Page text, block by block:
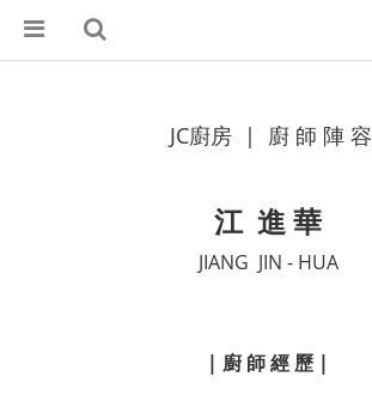
JC廚房 | 廚 師 陣 容
江 進 華
JIANG JIN - HUA
| 廚 師 經 歷 |